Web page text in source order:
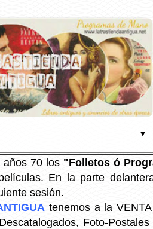
▼
años 70 los "Folletos ó
En la parte
sesión.
tenemos a la
Foto-